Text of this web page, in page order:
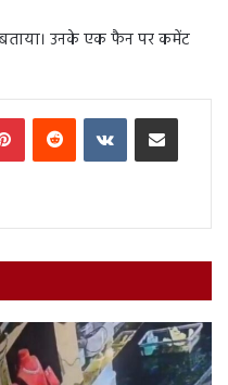
उनके एक फैन पर कमेंट
PinterestReddit VKontakteShare via Email